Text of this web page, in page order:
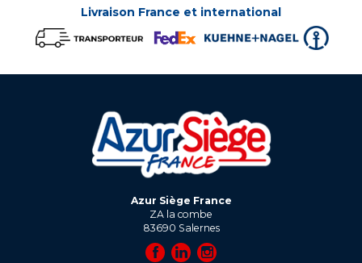
Livraison France et international
Azur Siège France
ZA la combe
83690 Salernes